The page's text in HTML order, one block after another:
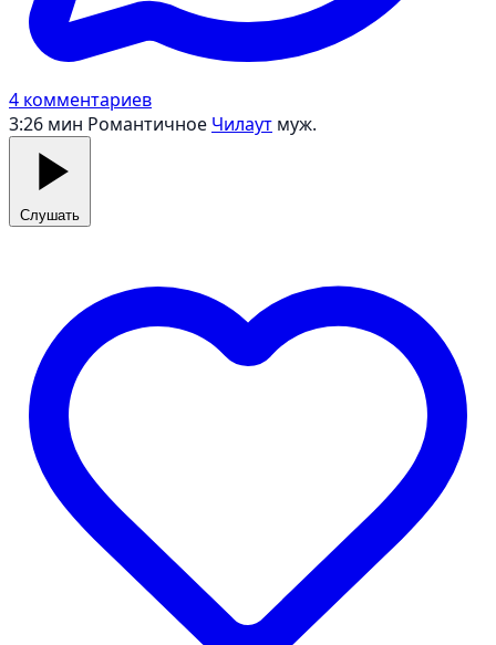
4 комментариев
3:26 мин Романтичное Чилаут муж.
Слушать